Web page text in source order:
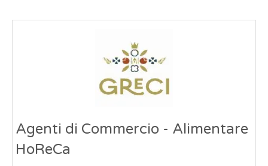
Agenti di Commercio - Alimentare
HoReCa